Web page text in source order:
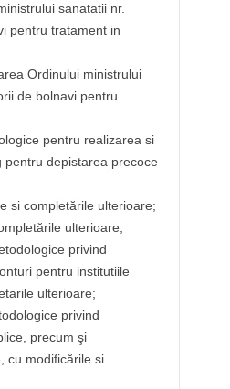
sanatatii nr.
pentru tratament in
Ordinului ministrului
de bolnavi pentru
pentru realizarea si
depistarea precoce
si completările ulterioare;
ulterioare;
privind
pentru institutiile
ulterioare;
privind
precum şi
cu modificările si